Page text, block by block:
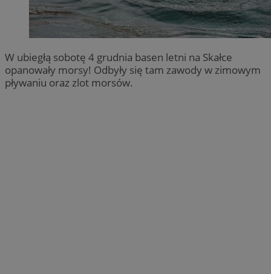
W ubiegłą sobotę 4 grudnia basen letni na Skałce
opanowały morsy! Odbyły się tam zawody w zimowym
pływaniu oraz zlot morsów.